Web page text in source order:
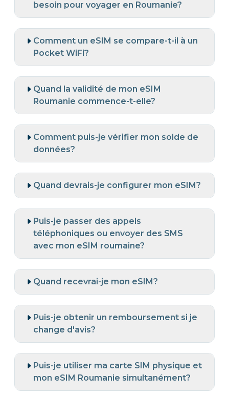
besoin pour voyager en Roumanie?
Comment un eSIM se compare-t-il à un
Pocket WiFi?
Quand la validité de mon eSIM
Roumanie commence-t-elle?
Comment puis-je vérifier mon solde de
données?
Quand devrais-je configurer mon eSIM?
Puis-je passer des appels
téléphoniques ou envoyer des SMS
avec mon eSIM roumaine?
Quand recevrai-je mon eSIM?
Puis-je obtenir un remboursement si je
change d'avis?
Puis-je utiliser ma carte SIM physique et
mon eSIM Roumanie simultanément?